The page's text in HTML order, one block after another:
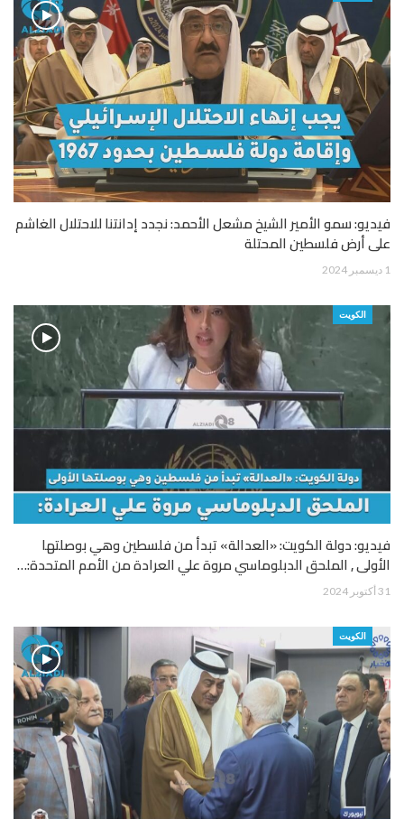
فيديو: سمو الأمير الشيخ مشعل الأحمد: نجدد إدانتنا للاحتلال الغاشم
على أرض فلسطين المحتلة
1 ديسمبر 2024
الكويت
فيديو: دولة الكويت: «العدالة» تبدأ من فلسطين وهي بوصلتها
الأولى , الملحق الدبلوماسي مروة علي العرادة من الأمم المتحدة:…
31 أكتوبر 2024
الكويت